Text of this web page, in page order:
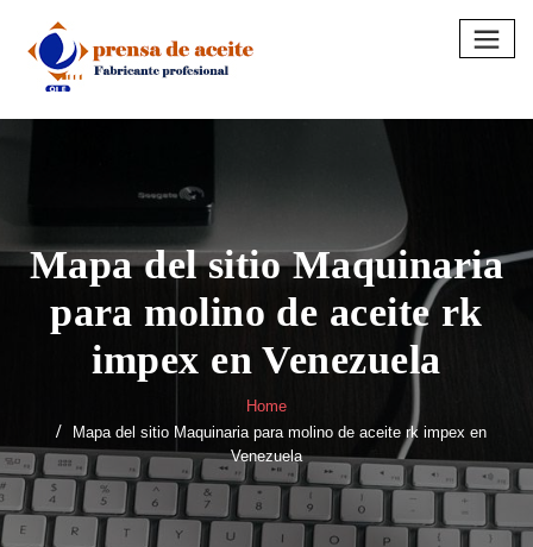
content
Mapa del sitio Maquinaria
para molino de aceite rk
impex en Venezuela
Home
Mapa del sitio Maquinaria para molino de aceite rk impex en
Venezuela